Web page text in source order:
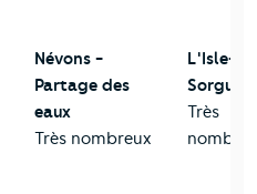
Névons -
Partage des
eaux
Très nombreux
L'Isle-
Sorgue
Très